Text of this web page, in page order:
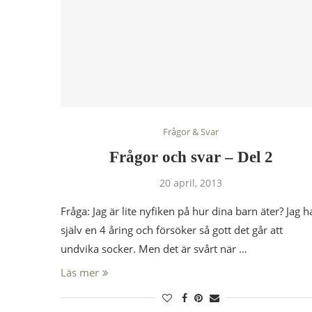
Frågor & Svar
Frågor och svar – Del 2
20 april, 2013
Fråga: Jag är lite nyfiken på hur dina barn äter? Jag
själv en 4 åring och försöker så gott det går att
undvika socker. Men det är svårt när …
Läs mer